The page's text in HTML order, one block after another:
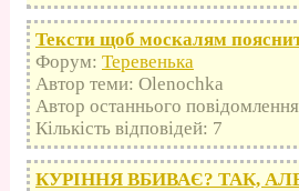
Тексти щоб москалям
Форум: Теревенька
Автор теми: Olenochka
Автор останнього
Кількість відповідей: 7
КУРІННЯ ВБИВАЄ? ТАК, АЛЕ